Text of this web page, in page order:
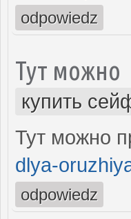
odpowiedz
Тут можно
купить
Тут можно
dlya-
odpowiedz